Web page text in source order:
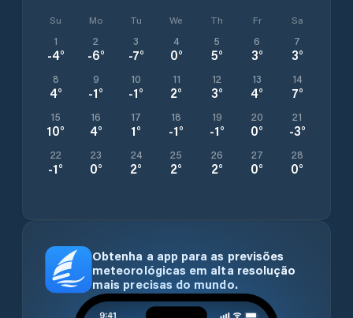
Su Mo Tu We Th Fr Sa
1
-4°
2
-6°
3
-7°
4
0°
5
5°
6
3°
7
3°
8
4°
9
-1°
10
-1°
11
2°
12
3°
13
4°
14
7°
15
10°
16
4°
17
1°
18
-1°
19
-1°
20
0°
21
-3°
22
-1°
23
0°
24
2°
25
2°
26
2°
27
0°
28
0°
Obtenha a app para as previsões
meteorológicas em alta resolução
mais precisas do mundo.